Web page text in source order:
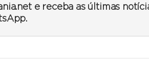
e receba as últimas